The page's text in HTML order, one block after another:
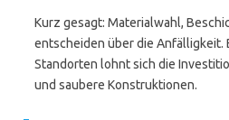
Kurz gesagt: Materialwahl,
entscheiden über die Anfälligkeit.
Standorten lohnt sich die
und saubere Konstruktionen.